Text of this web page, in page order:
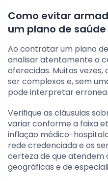
Como evitar
um plano de saúde
Ao contratar um plano
analisar atentamente o
oferecidas. Muitas
ser complexos e, sem
pode interpretar
Verifique as cláusulas
variar conforme a faixa
inflação médico-
rede credenciada e os
certeza de que atendem
geográficas e de